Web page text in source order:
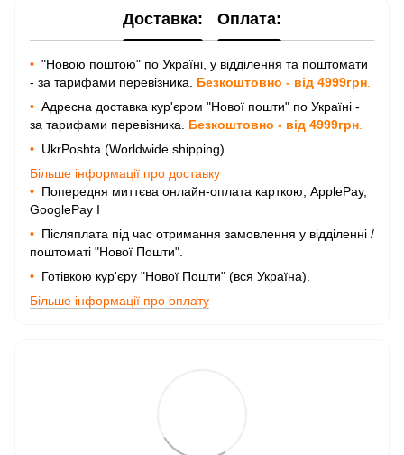
Доставка: Оплата:
• "Новою поштою" по Україні, у відділення та поштомати
- за тарифами перевізника. Безкоштовно - від 4999грн
• Адресна доставка кур'єром "Нової пошти" по Україні -
за тарифами перевізника. Безкоштовно - від 4999грн
• UkrPoshta (Worldwide shipping).
Більше інформації про доставку
• Попередня миттєва онлайн-оплата карткою, ApplePay,
GooglePay I
• Післяплата під час отримання замовлення у відділенні /
поштоматі "Нової Пошти".
• Готівкою кур'єру "Нової Пошти" (вся Україна).
Більше інформації про оплату